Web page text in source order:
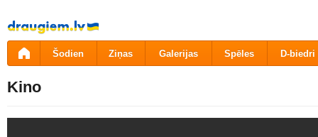
Pāriet
uz
saturu
Šodien Ziņas Galerijas Spēles D-biedri
Kino